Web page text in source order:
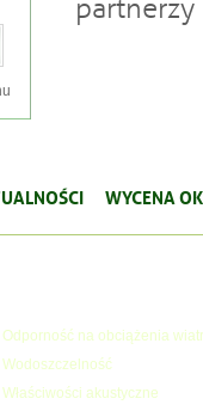
partnerzy
WYCENA
Odporność na obciążenia
Wodoszczelność
Właściwości akustyczne